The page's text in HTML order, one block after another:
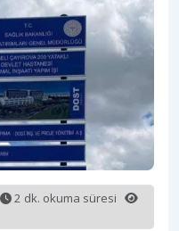
2 dk. okuma süresi